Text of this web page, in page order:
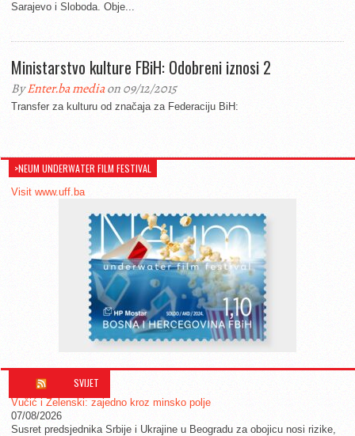
Sarajevo i Sloboda. Obje...
Ministarstvo kulture FBiH: Odobreni iznosi 2
ByEnter.ba mediaon 09/12/2015
Transfer za kulturu od značaja za Federaciju BiH:
>NEUM UNDERWATER FILM FESTIVAL
Visit www.uff.ba
SVIJET
Vučić i Zelenski: zajedno kroz minsko polje
07/08/2026
Susret predsjednika Srbije i Ukrajine u Beogradu za obojicu nosi rizike,